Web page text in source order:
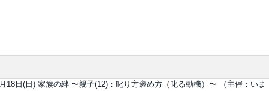
18日(日) 家族の絆 〜親子(12)：叱り方褒め方（叱る動機）〜 （主催：いま